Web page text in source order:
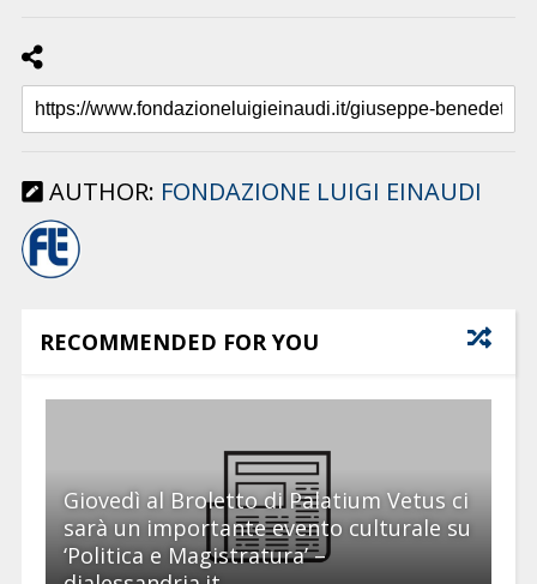
AUTHOR: FONDAZIONE LUIGI EINAUDI
RECOMMENDED FOR YOU
Giovedì al Broletto di Palatium Vetus ci
sarà un importante evento culturale su
‘Politica e Magistratura’ –